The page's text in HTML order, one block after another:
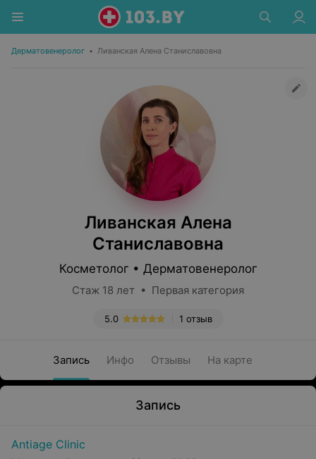
Дерматовенеролог • Ливанская Алена Станиславовна
Ливанская Алена
Станиславовна
Косметолог • Дерматовенеролог
Стаж 18 лет • Первая категория
1 отзыв
5.0
Запись Инфо Отзывы На карте
Запись
Antiage Clinic